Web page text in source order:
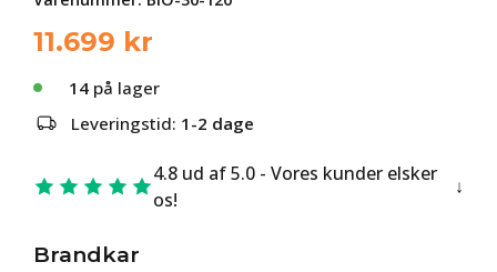
11.699 kr
14 på lager
Leveringstid: 1-2 dage
4.8 ud af 5.0 - Vores kunder elsker
os!
Brandkar